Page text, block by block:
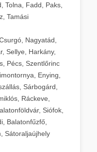
Tolna, Fadd, Paks,
Tamási
Nagyatád,
Sellye, Harkány,
Pécs, Szentlőrinc
Enying,
Sárbogárd,
Ráckeve,
Siófok,
Balatonfűzfő,
Sátoraljaújhely